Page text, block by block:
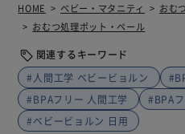
HOME ベビー・マタニティ
おむ
おむつ処理ポット・ペール
関連するキーワード
#人間工学 ベビービョルン
#BPAフリー 人間工学
#BPA
#ベビービョルン 日用